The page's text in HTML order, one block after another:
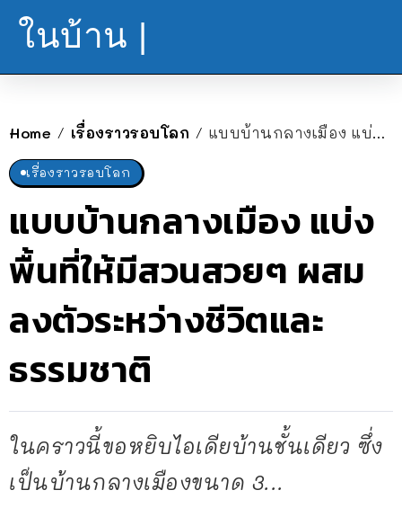
ในบ้าน |
Home / เรื่องราวรอบโลก / แบบบ้านกลางเมือง แบ่งพื้นที่ให้มีสวนสวยๆ ผสมลงตัวระหว่างชีวิตและธรรมชาติ
เรื่องราวรอบโลก
แบบบ้านกลางเมือง แบ่ง
พื้นที่ให้มีสวนสวยๆ ผสม
ลงตัวระหว่างชีวิตและ
ธรรมชาติ
ในคราวนี้ขอหยิบไอเดียบ้านชั้นเดียว ซึ่ง
เป็นบ้านกลางเมืองขนาด 3...